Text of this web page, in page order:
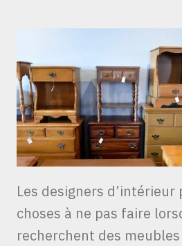
Les designers
choses à ne pas faire
recherchent des meubles